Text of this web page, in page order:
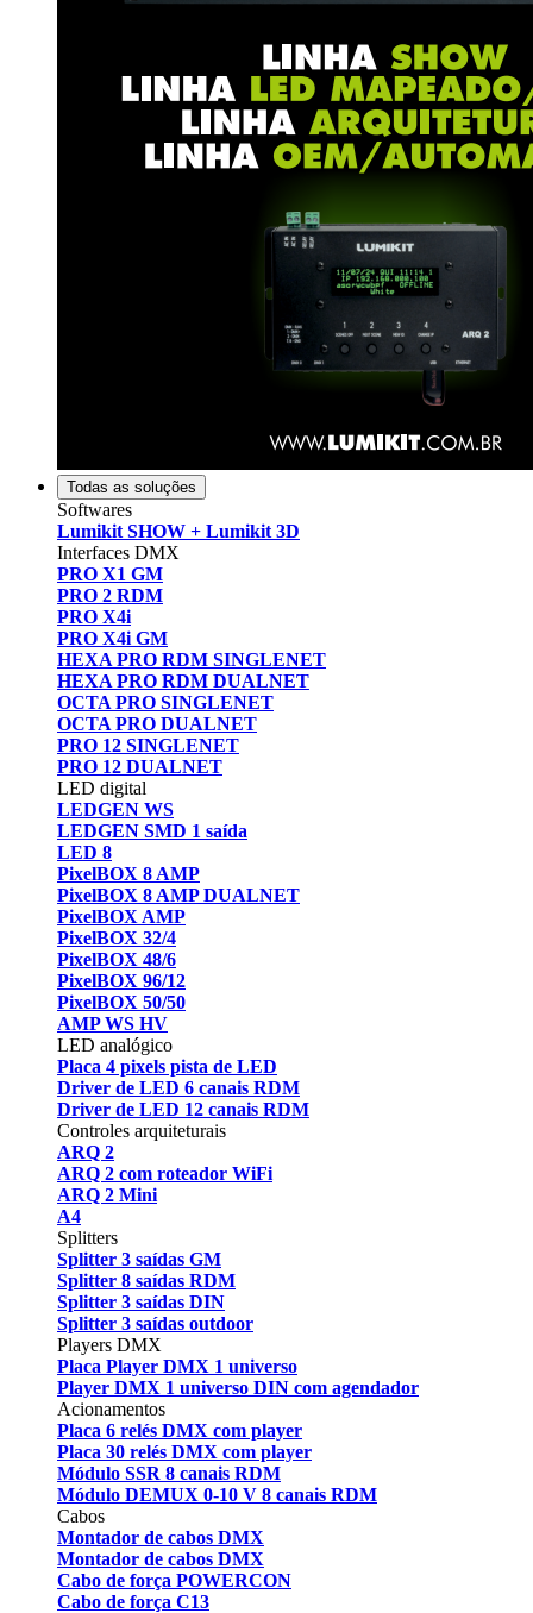
Todas as soluções
Softwares
Lumikit SHOW + Lumikit 3D
Interfaces DMX
PRO X1 GM
PRO 2 RDM
PRO X4i
PRO X4i GM
HEXA PRO RDM SINGLENET
HEXA PRO RDM DUALNET
OCTA PRO SINGLENET
OCTA PRO DUALNET
PRO 12 SINGLENET
PRO 12 DUALNET
LED digital
LEDGEN WS
LEDGEN SMD 1 saída
LED 8
PixelBOX 8 AMP
PixelBOX 8 AMP DUALNET
PixelBOX AMP
PixelBOX 32/4
PixelBOX 48/6
PixelBOX 96/12
PixelBOX 50/50
AMP WS HV
LED analógico
Placa 4 pixels pista de LED
Driver de LED 6 canais RDM
Driver de LED 12 canais RDM
Controles arquiteturais
ARQ 2
ARQ 2 com roteador WiFi
ARQ 2 Mini
A4
Splitters
Splitter 3 saídas GM
Splitter 8 saídas RDM
Splitter 3 saídas DIN
Splitter 3 saídas outdoor
Players DMX
Placa Player DMX 1 universo
Player DMX 1 universo DIN com agendador
Acionamentos
Placa 6 relés DMX com player
Placa 30 relés DMX com player
Módulo SSR 8 canais RDM
Módulo DEMUX 0-10 V 8 canais RDM
Cabos
Montador de cabos DMX
Montador de cabos DMX
Cabo de força POWERCON
Cabo de força C13